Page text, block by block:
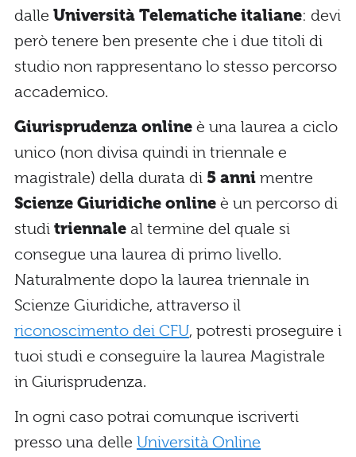
dalle Università Telematiche italiane: devi
però tenere ben presente che i due titoli di
studio non rappresentano lo stesso percorso
accademico.
Giurisprudenza online è una laurea a ciclo
unico (non divisa quindi in triennale e
magistrale) della durata di 5 anni mentre
Scienze Giuridiche online è un percorso di
studi triennale al termine del quale si
consegue una laurea di primo livello.
Naturalmente dopo la laurea triennale in
Scienze Giuridiche, attraverso il
riconoscimento dei CFU, potresti proseguire i
tuoi studi e conseguire la laurea Magistrale
in Giurisprudenza.
In ogni caso potrai comunque iscriverti
presso una delle Università Online